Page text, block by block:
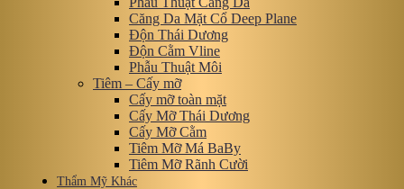
Căng Da Mặt Cổ Deep Plane
Độn Thái Dương
Độn Cằm Vline
Phẫu Thuật Môi
Tiêm – Cấy mỡ
Cấy mỡ toàn mặt
Cấy Mỡ Thái Dương
Cấy Mỡ Cằm
Tiêm Mỡ Má BaBy
Tiêm Mỡ Rãnh Cười
Thẩm Mỹ Khác